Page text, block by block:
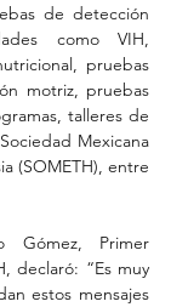
de detección
como VIH,
pruebas
motriz, pruebas
talleres de
Mexicana
(SOMETH), entre
Gómez, Primer
declaró: “Es muy
estos mensajes